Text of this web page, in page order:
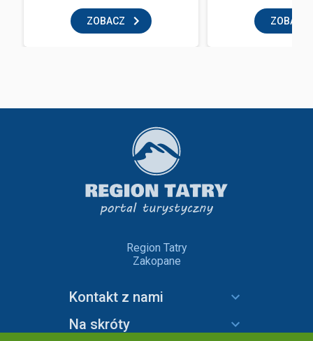
ZOBACZ ZOBACZ
Region Tatry
Zakopane
Kontakt z nami
Na skróty